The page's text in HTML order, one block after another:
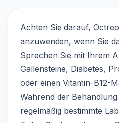
Achten Sie darauf,
anzuwenden, wenn Sie
Sprechen Sie mit Ihrem
Gallensteine, Diabetes,
oder einen Vitamin-B12-
Während der
regelmäßig bestimmte